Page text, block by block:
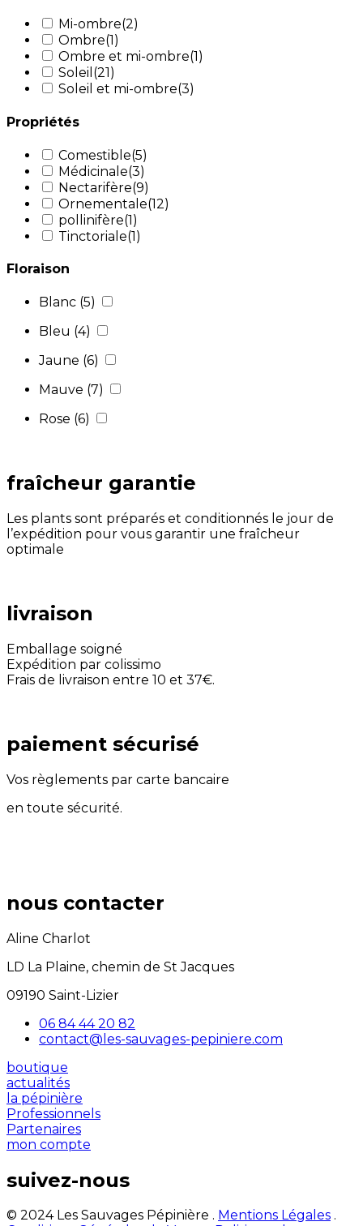
Mi-ombre(2)
Ombre(1)
Ombre et mi-ombre(1)
Soleil (21)
Soleil et mi-ombre(3)
Propriétés
Comestible(5)
Médicinale(3)
Nectarifère(9)
Ornementale(12)
pollinifère(1)
Tinctoriale(1)
Floraison
Blanc (5)
Bleu (4)
Jaune (6)
Mauve (7)
Rose (6)
fraîcheur garantie
Les plants sont préparés et conditionnés le jour de
l’expédition pour vous garantir une fraîcheur
optimale
livraison
Emballage soigné
Expédition par colissimo
Frais de livraison entre 10 et 37€.
paiement sécurisé
Vos règlements par carte bancaire
en toute sécurité.
nous contacter
Aline Charlot
LD La Plaine, chemin de St Jacques
09190 Saint-Lizier
06 84 44 20 82
contact@les-sauvages-pepiniere.com
boutique
actualités
la pépinière
Professionnels
Partenaires
mon compte
suivez-nous
© 2024 Les Sauvages Pépinière . Mentions Légales .